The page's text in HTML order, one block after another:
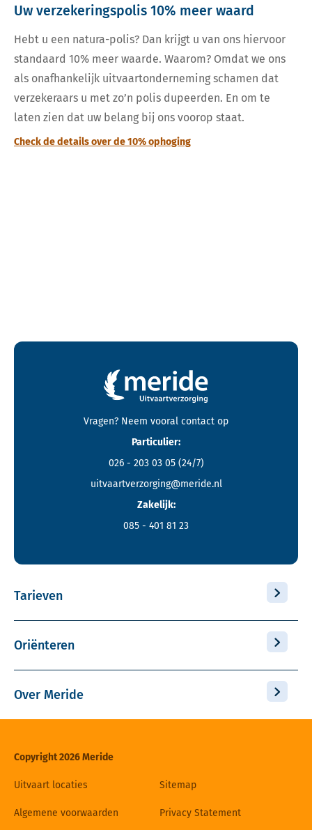
Uw verzekeringspolis 10% meer waard
Hebt u een natura-polis? Dan krijgt u van ons hiervoor
standaard 10% meer waarde. Waarom? Omdat we ons
als onafhankelijk uitvaartonderneming schamen dat
verzekeraars u met zo’n polis dupeerden. En om te
laten zien dat uw belang bij ons voorop staat.
Check de details over de 10% ophoging
Contactgegevens en footer menu van Meride
Vragen? Neem vooral contact op
Particulier:
026 - 203 03 05 (24/7)
uitvaartverzorging@meride.nl
Zakelijk:
085 - 401 81 23
Tarieven
Oriënteren
Over Meride
Copyright 2026 Meride
Uitvaart locaties Sitemap
Algemene voorwaarden Privacy Statement